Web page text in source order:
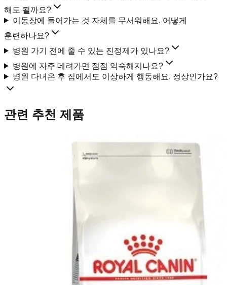
해도 될까요?
이동장에 들어가는 것 자체를 무서워해요. 어떻게
훈련하나요?
병원 가기 전에 줄 수 있는 진정제가 있나요?
병원에 자주 데려가면 점점 익숙해지나요?
병원 다녀온 후 집에서도 이상하게 행동해요. 정상인가요?
관련 추천 제품